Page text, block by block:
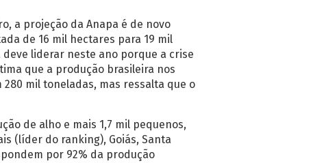
a projeção da Anapa é de novo
de 16 mil hectares para 19 mil
liderar neste ano porque a crise
que a produção brasileira nos
mil toneladas, mas ressalta que o
de alho e mais 1,7 mil pequenos,
(líder do ranking), Goiás, Santa
por 92% da produção